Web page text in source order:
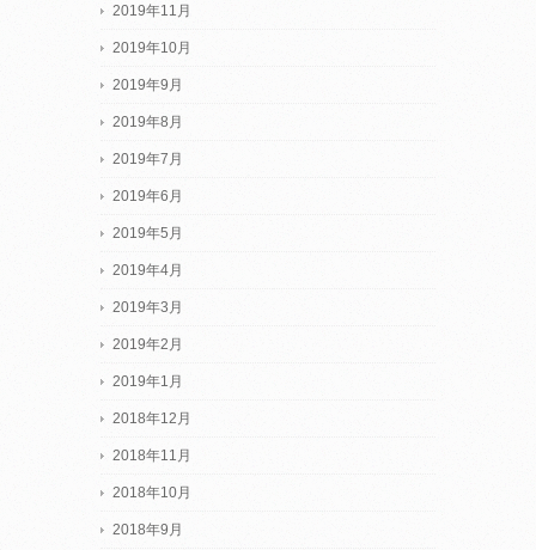
2019年11月
2019年10月
2019年9月
2019年8月
2019年7月
2019年6月
2019年5月
2019年4月
2019年3月
2019年2月
2019年1月
2018年12月
2018年11月
2018年10月
2018年9月